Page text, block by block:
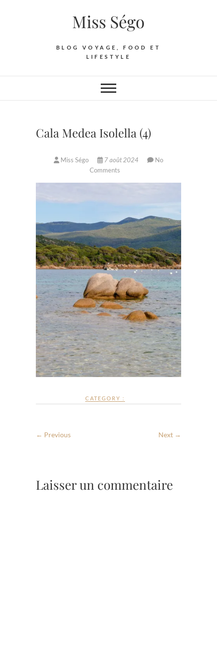
Miss Ségo
BLOG VOYAGE, FOOD ET
LIFESTYLE
Cala Medea Isolella (4)
Miss Ségo 7 août 2024
No
Comments
CATEGORY :
← Previous Next →
Laisser un commentaire